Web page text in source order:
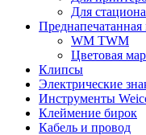
Для
Преднапечатанная
WM TWM
Цветовая
Клипсы
Электрические
Инструменты
Клеймение бирок
Кабель и провод